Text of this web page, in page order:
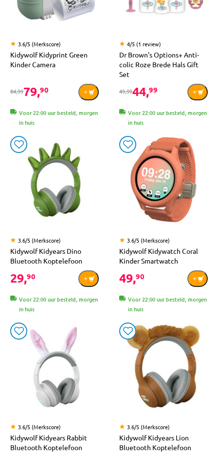
3.6/5 (Merkscore)
Kidywolf Kidyprint Green
Kinder Camera
84,9979,90
Voor 22:00 uur besteld, morgen
in huis
4/5 (1 review)
Dr Brown's Options+ Anti-
colic Roze Brede Hals Gift
Set
49,9944,99
Voor 22:00 uur besteld, morgen
in huis
3.6/5 (Merkscore)
Kidywolf Kidyears Dino
Bluetooth Koptelefoon
29,90
Voor 22:00 uur besteld, morgen
in huis
3.6/5 (Merkscore)
Kidywolf Kidywatch Coral
Kinder Smartwatch
49,90
Voor 22:00 uur besteld, morgen
in huis
3.6/5 (Merkscore)
Kidywolf Kidyears Rabbit
Bluetooth Koptelefoon
3.6/5 (Merkscore)
Kidywolf Kidyears Lion
Bluetooth Koptelefoon